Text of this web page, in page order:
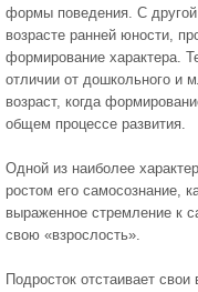
формы поведения. С
возрасте ранней юности,
формирование характера.
отличии от дошкольного и
возраст, когда
общем процессе развития.
Одной из наиболее
ростом его самосознание,
выраженное стремление к
свою «взрослость».
Подросток отстаивает